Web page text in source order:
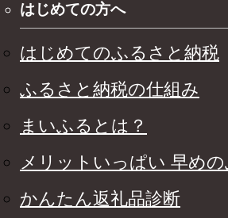
はじめての方へ
はじめてのふるさと納税
ふるさと納税の仕組み
まいふるとは？
メリットいっぱい 早め
かんたん返礼品診断